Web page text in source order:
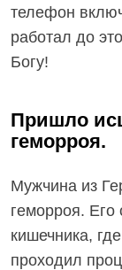
телефон
работал до
Богу!
Пришло
геморроя.
Мужчина из
геморроя. Его
кишечника,
проходил